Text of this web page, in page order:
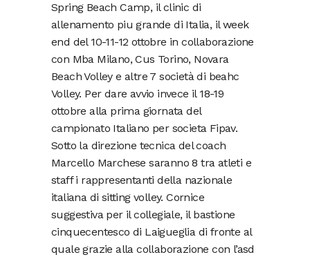
Spring Beach Camp, il clinic di
allenamento piu grande di Italia, il week
end del 10-11-12 ottobre in collaborazione
con Mba Milano, Cus Torino, Novara
Beach Volley e altre 7 società di beahc
Volley. Per dare avvio invece il 18-19
ottobre alla prima giornata del
campionato Italiano per societa Fipav.
Sotto la direzione tecnica del coach
Marcello Marchese saranno 8 tra atleti e
staff i rappresentanti della nazionale
italiana di sitting volley. Cornice
suggestiva per il collegiale, il bastione
cinquecentesco di Laigueglia di fronte al
quale grazie alla collaborazione con l’asd